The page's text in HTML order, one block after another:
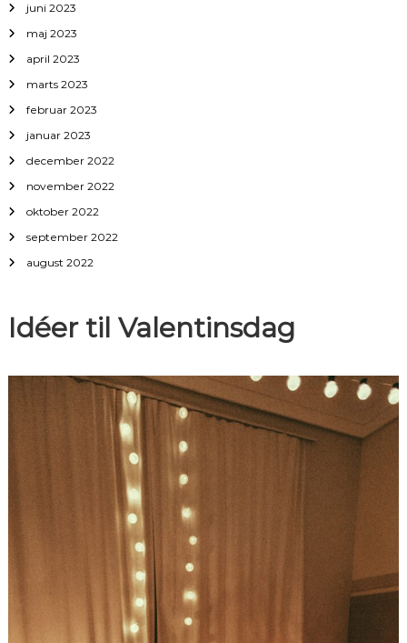
juni 2023
maj 2023
april 2023
marts 2023
februar 2023
januar 2023
december 2022
november 2022
oktober 2022
september 2022
august 2022
Idéer til Valentinsdag